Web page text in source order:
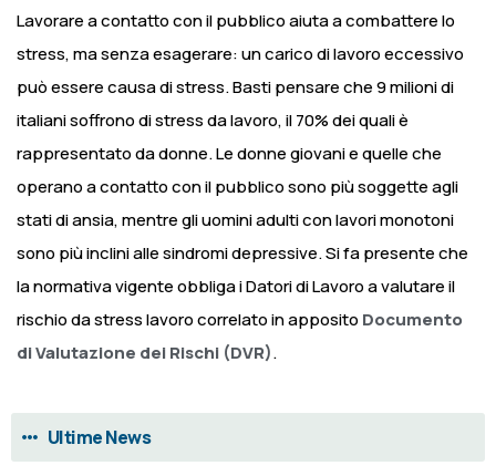
Lavorare a contatto con il pubblico aiuta a combattere lo
stress, ma senza esagerare:un carico di lavoro eccessivo
può essere causa di stress.Basti pensare che 9 milioni di
italiani soffrono di stress da lavoro, il 70% dei quali è
rappresentato da donne.Le donne giovani e quelle che
operano a contatto con il pubblico sono più soggette agli
stati di ansia, mentre gli uomini adulti con lavori monotoni
sono più inclini alle sindromi depressive.Si fa presente che
la normativa vigente obbliga i Datori di Lavoro a valutare il
rischio da stress lavoro correlato in apposito Documento
di Valutazione dei Rischi (DVR).
Ultime News